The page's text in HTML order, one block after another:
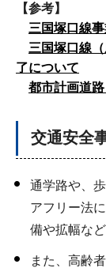
【参考】
三国塚口線
三国塚口線
了について
都市計画道
交通安全
通学路や、
アフリー法
備や拡幅な
また、高齢